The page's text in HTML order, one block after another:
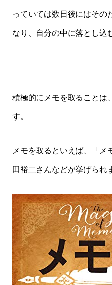
っていては数日後にはその
なり、自分の中に落とし込
積極的にメモを取ることは
す。
メモを取るといえば、「メ
田裕二さんなどが挙げられ